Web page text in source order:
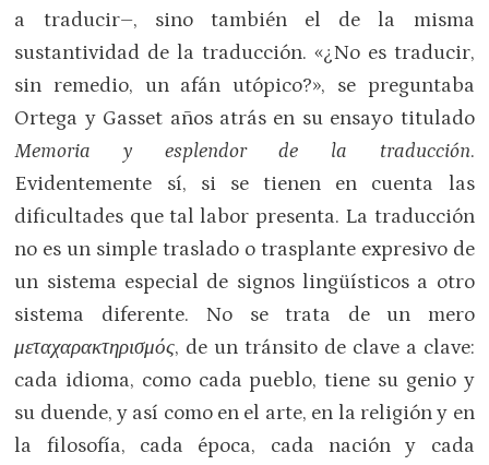
a traducir–, sino también el de la misma
sustantividad de la traducción. «¿No es traducir,
sin remedio, un afán utópico?», se preguntaba
Ortega y Gasset años atrás en su ensayo titulado
Memoria y esplendor de la traducción.
Evidentemente sí, si se tienen en cuenta las
dificultades que tal labor presenta. La traducción
no es un simple traslado o trasplante expresivo de
un sistema especial de signos lingüísticos a otro
sistema diferente. No se trata de un mero
μεταχαρακτηρισμός, de un tránsito de clave a clave:
cada idioma, como cada pueblo, tiene su genio y
su duende, y así como en el arte, en la religión y en
la filosofía, cada época, cada nación y cada